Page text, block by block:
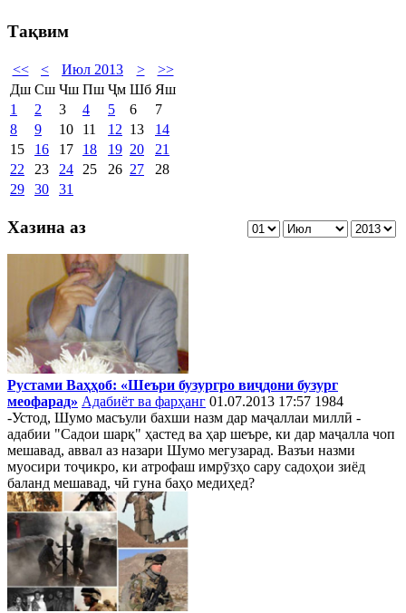
Тақвим
<< < Июл 2013 >
>>
Дш Сш Чш Пш Ҷм Шб Яш
1
2 3 4 5 6
7
8
9 10 11 12 13
14
15
16 17 18 19 20
21
22
23 24 25 26 27
28
29
30 31
Хазина аз
Рустами Ваҳҳоб: «Шеъри бузургро виҷдони бузург
меофарад» Адабиёт ва фарҳанг 01.07.2013 17:57 1984
-Устод, Шумо масъули бахши назм дар маҷаллаи миллӣ -
адабии "Садои шарқ" ҳастед ва ҳар шеъре, ки дар маҷалла чоп
мешавад, аввал аз назари Шумо мегузарад. Вазъи назми
муосири тоҷикро, ки атрофаш имрӯзҳо сару садоҳои зиёд
баланд мешавад, чӣ гуна баҳо медиҳед?